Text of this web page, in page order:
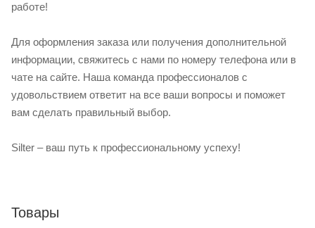
работе!
Для оформления заказа или получения дополнительной
информации, свяжитесь с нами по номеру телефона или в
чате на сайте. Наша команда профессионалов с
удовольствием ответит на все ваши вопросы и поможет
вам сделать правильный выбор.
Silter – ваш путь к профессиональному успеху!
Товары